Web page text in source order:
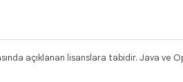
açıklanan lisanslara tabidir. Java ve